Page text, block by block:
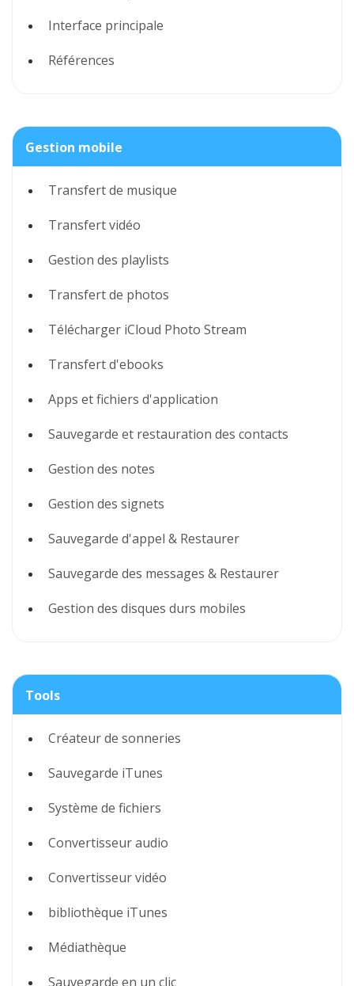
Interface principale
Références
Gestion mobile
Transfert de musique
Transfert vidéo
Gestion des playlists
Transfert de photos
Télécharger iCloud Photo Stream
Transfert d'ebooks
Apps et fichiers d'application
Sauvegarde et restauration des contacts
Gestion des notes
Gestion des signets
Sauvegarde d'appel & Restaurer
Sauvegarde des messages & Restaurer
Gestion des disques durs mobiles
Tools
Créateur de sonneries
Sauvegarde iTunes
Système de fichiers
Convertisseur audio
Convertisseur vidéo
bibliothèque iTunes
Médiathèque
Sauvegarde en un clic